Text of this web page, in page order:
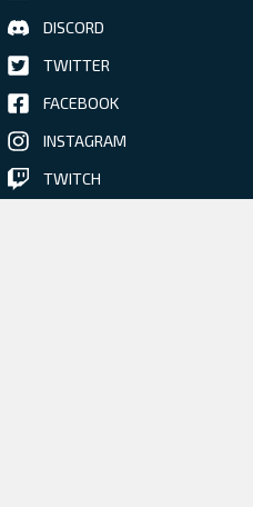
DISCORD
TWITTER
FACEBOOK
INSTAGRAM
TWITCH